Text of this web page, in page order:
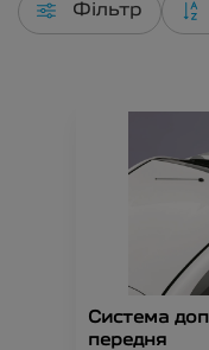
Фільтр
Система
передня